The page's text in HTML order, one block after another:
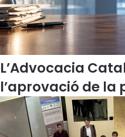
E
D
H
d
e
2
d
L’Advocacia
l’aprovació de la